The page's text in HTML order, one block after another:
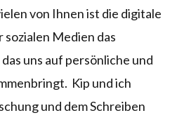
von Ihnen ist die digitale
Medien das
uns auf persönliche und
Kip und ich
und dem Schreiben